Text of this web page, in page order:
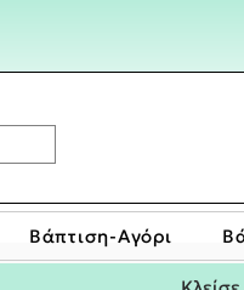
Βάπτιση-Αγόρι